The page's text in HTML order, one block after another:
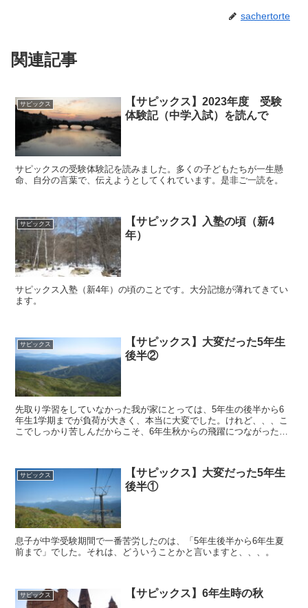
sachertorte
関連記事
サピックス
【サピックス】2023年度 受験
体験記（中学入試）を読んで
サピックスの受験体験記を読みました。多くの子どもたちが一生懸
命、自分の言葉で、伝えようとしてくれています。是非ご一読を。
サピックス
【サピックス】入塾の頃（新4
年）
サピックス入塾（新4年）の頃のことです。大分記憶が薄れてきてい
ます。
サピックス
【サピックス】大変だった5年生
後半②
先取り学習をしていなかった我が家にとっては、5年生の後半から6
年生1学期までが負荷が大きく、本当に大変でした。けれど、、、こ
こでしっかり苦しんだからこそ、6年生秋からの飛躍につながったと
サピックス
【サピックス】大変だった5年生
後半①
息子が中学受験期間で一番苦労したのは、「5年生後半から6年生夏
前まで」でした。それは、どういうことかと言いますと、、、。
サピックス 【サピックス】6年生時の秋